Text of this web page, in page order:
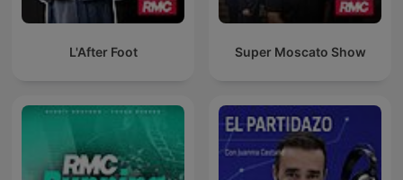
L'After Foot Super Moscato Show